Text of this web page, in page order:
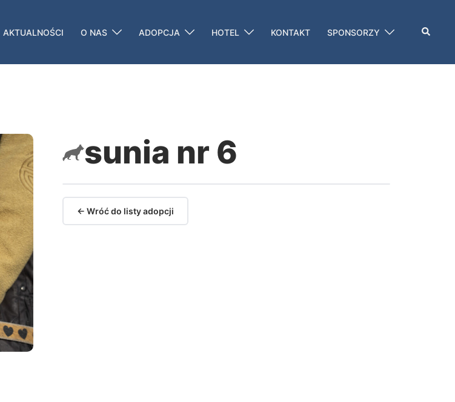
AKTUALNOŚCI O NAS ADOPCJA HOTEL KONTAKT SPONSORZY Szukaj
sunia nr 6
← Wróć do listy adopcji